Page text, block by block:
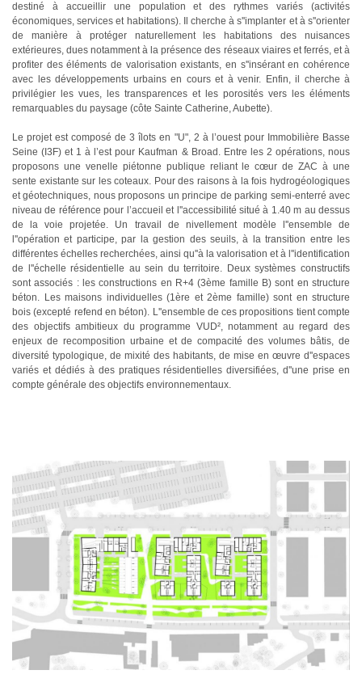
destiné à accueillir une population et des rythmes variés (activités
économiques, services et habitations). Il cherche à s''implanter et à s''orienter
de manière à protéger naturellement les habitations des nuisances
extérieures, dues notamment à la présence des réseaux viaires et ferrés, et à
profiter des éléments de valorisation existants, en s''insérant en cohérence
avec les développements urbains en cours et à venir. Enfin, il cherche à
privilégier les vues, les transparences et les porosités vers les éléments
remarquables du paysage (côte Sainte Catherine, Aubette).
Le projet est composé de 3 îlots en "U", 2 à l’ouest pour Immobilière Basse
Seine (I3F) et 1 à l’est pour Kaufman & Broad. Entre les 2 opérations, nous
proposons une venelle piétonne publique reliant le cœur de ZAC à une
sente existante sur les coteaux. Pour des raisons à la fois hydrogéologiques
et géotechniques, nous proposons un principe de parking semi-enterré avec
niveau de référence pour l’accueil et l''accessibilité situé à 1.40 m au dessus
de la voie projetée. Un travail de nivellement modèle l''ensemble de
l''opération et participe, par la gestion des seuils, à la transition entre les
différentes échelles recherchées, ainsi qu''à la valorisation et à l''identification
de l''échelle résidentielle au sein du territoire. Deux systèmes constructifs
sont associés : les constructions en R+4 (3ème famille B) sont en structure
béton. Les maisons individuelles (1ère et 2ème famille) sont en structure
bois (excepté refend en béton). L''ensemble de ces propositions tient compte
des objectifs ambitieux du programme VUD², notamment au regard des
enjeux de recomposition urbaine et de compacité des volumes bâtis, de
diversité typologique, de mixité des habitants, de mise en œuvre d''espaces
variés et dédiés à des pratiques résidentielles diversifiées, d''une prise en
compte générale des objectifs environnementaux.